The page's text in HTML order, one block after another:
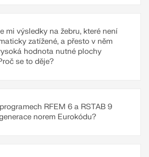
tahové síly způsobené
oboustranně vetknutých konstrukcí
se musí zohlednit jiným
řečeno probíhá výpočet
RF-CONCRETE Deflect ve
předpokladu lineárně elastických
a 5.5.3.3
mi výsledky na žebru, které není
zatížené, a přesto v něm
hodnota nutné plochy
se to děje?
RFEM 6 a RSTAB 9
norem Eurokódu?